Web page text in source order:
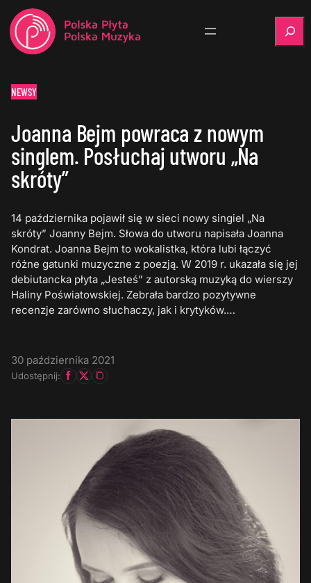
NEWSY
Joanna Bejm powraca z nowym
singlem. Posłuchaj utworu „Na
skróty”
14 października pojawił się w sieci nowy singiel „Na
skróty” Joanny Bejm. Słowa do utworu napisała Joanna
Kondrat. Joanna Bejm to wokalistka, która lubi łączyć
różne gatunki muzyczne z poezją. W 2019 r. ukazała się jej
debiutancka płyta „Jesteś” z autorską muzyką do wierszy
Haliny Poświatowskiej. Zebrała bardzo pozytywne
recenzje zarówno słuchaczy, jak i krytyków.…
30 października 2021
Udostępnij: